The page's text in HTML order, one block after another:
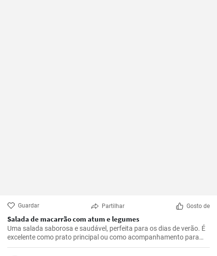
Guardar Partilhar Gosto de
Salada de macarrão com atum e legumes
Uma salada saborosa e saudável, perfeita para os dias de verão. É
excelente como prato principal ou como acompanhamento para
carnes grelhadas. Esta receita é rápida e fácil de preparar.